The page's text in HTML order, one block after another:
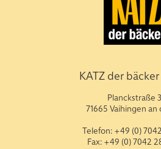
KATZ der
Planckstraße
71665 Vaihingen an
Telefon: +49 (0)
Fax: +49 (0) 7042